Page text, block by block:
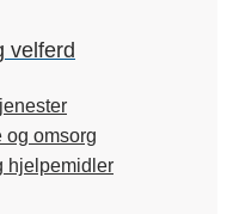
velferd
og omsorg
hjelpemidler